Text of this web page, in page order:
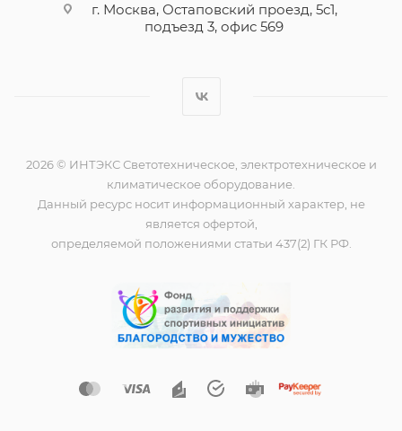
г. Москва, Остаповский проезд, 5с1,
подъезд 3, офис 569
2026 © ИНТЭКС Светотехническое, электротехническое и
климатическое оборудование.
Данный ресурс носит информационный характер, не
является офертой,
определяемой положениями статьи 437(2) ГК РФ.